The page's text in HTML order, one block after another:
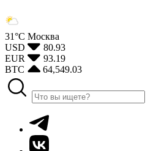
31°С Москва
USD
80.93
EUR
93.19
BTC
64,549.03